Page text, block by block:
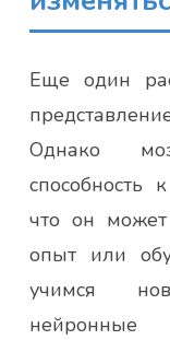
Еще один
Однако
способность
что он
опыт или
учимся